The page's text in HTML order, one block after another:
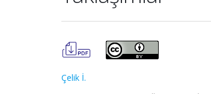
Çelik İ.